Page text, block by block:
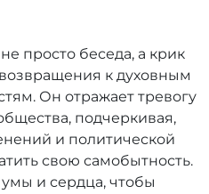
просто беседа, а крик
к духовным
Он отражает тревогу
подчеркивая,
и политической
свою самобытность.
и сердца, чтобы